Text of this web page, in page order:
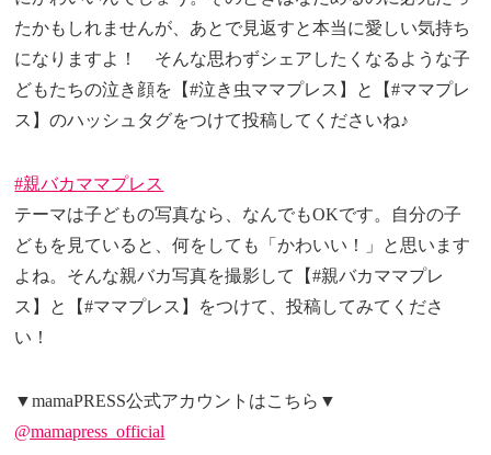
たかもしれませんが、あとで見返すと本当に愛しい気持ち
になりますよ！ そんな思わずシェアしたくなるような子
どもたちの泣き顔を【#泣き虫ママプレス】と【#ママプレ
ス】のハッシュタグをつけて投稿してくださいね♪
#親バカママプレス
テーマは子どもの写真なら、なんでもOKです。自分の子
どもを見ていると、何をしても「かわいい！」と思います
よね。そんな親バカ写真を撮影して【#親バカママプレ
ス】と【#ママプレス】をつけて、投稿してみてくださ
い！
▼mamaPRESS公式アカウントはこちら▼
@mamapress_official